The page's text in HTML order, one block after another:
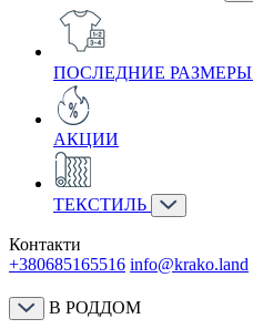
ПОСЛЕДНИЕ РАЗМЕРЫ
АКЦИИ
ТЕКСТИЛЬ
Контакти
+380685165516 info@krako.land
В РОДДОМ